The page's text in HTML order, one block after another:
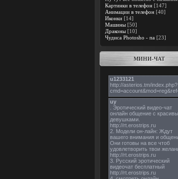
Картинки в телефон [147]
Анимации в телефон [40]
Иконки [14]
Машины [50]
Драконы [10]
Чудиса Photosho - па [23]
МИНИ-ЧАТ